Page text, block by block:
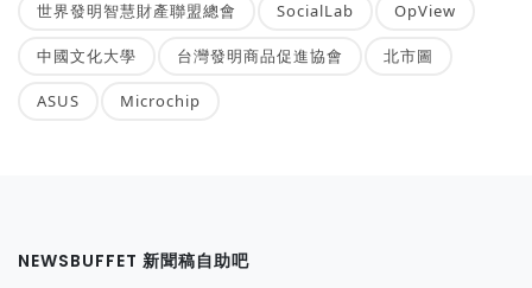
世界發明智慧財產聯盟總會 SocialLab OpView
中國文化大學 台灣發明商品促進協會 北市圖
ASUS Microchip
NEWSBUFFET 新聞稿自助吧